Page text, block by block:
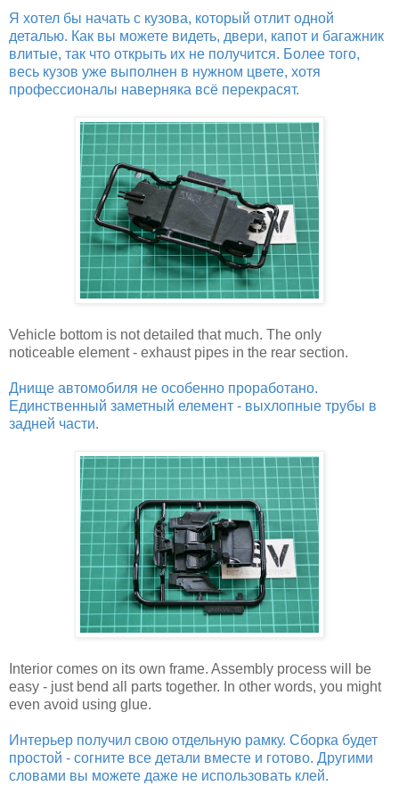
Я хотел бы начать с кузова, который отлит одной
деталью. Как вы можете видеть, двери, капот и багажник
влитые, так что открыть их не получится. Более того,
весь кузов уже выполнен в нужном цвете, хотя
профессионалы наверняка всё перекрасят.
Vehicle bottom is not detailed that much. The only
noticeable element - exhaust pipes in the rear section.
Днище автомобиля не особенно проработано.
Единственный заметный елемент - выхлопные трубы в
задней части.
Interior comes on its own frame. Assembly process will be
easy - just bend all parts together. In other words, you might
even avoid using glue.
Интерьер получил свою отдельную рамку. Сборка будет
простой - согните все детали вместе и готово. Другими
словами вы можете даже не использовать клей.